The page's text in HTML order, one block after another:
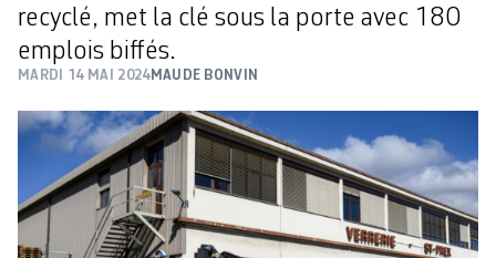
recyclé, met la clé sous la porte avec 180
emplois biffés.
MARDI 14 MAI 2024MAUDE BONVIN